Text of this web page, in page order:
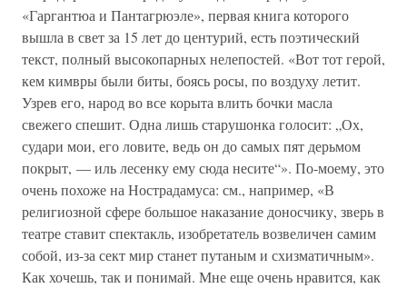
«Гаргантюа и Пантагрюэле», первая книга которого
вышла в свет за 15 лет до центурий, есть поэтический
текст, полный высокопарных нелепостей. «Вот тот герой,
кем кимвры были биты, боясь росы, по воздуху летит.
Узрев его, народ во все корыта влить бочки масла
свежего спешит. Одна лишь старушонка голосит: „Ох,
судари мои, его ловите, ведь он до самых пят дерьмом
покрыт, — иль лесенку ему сюда несите“». По-моему, это
очень похоже на Нострадамуса: см., например, «В
религиозной сфере большое наказание доносчику, зверь в
театре ставит спектакль, изобретатель возвеличен самим
собой, из-за сект мир станет путаным и схизматичным».
Как хочешь, так и понимай. Мне еще очень нравится, как